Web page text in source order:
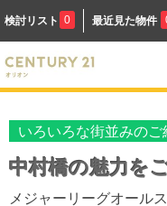
検討リスト 0 最近見た物件
いろいろな街並みのご
中村橋の魅力を
メジャーリーグオール